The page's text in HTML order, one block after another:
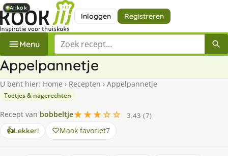
Inloggen Registreren
Menu Zoek een recept
Appelpannetje
U bent hier: Home › Recepten › Appelpannetje
Toetjes & nagerechten
Recept van bobbeltje★★★☆☆
3.43 (7)
👍Lekker! Maak favoriet7
AI-kok
AI-kok
AI-kok
AI-kok
AI-kok